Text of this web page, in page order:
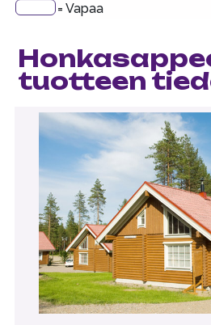
= Vapaa
tuotteen